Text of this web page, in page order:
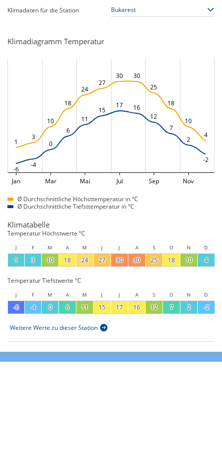
Klimadaten für die Station
Klimadiagramm Temperatur
1
3
10
18
24
27
30
30
25
18
10
4
-6
-4
0
6
11
15
17
16
12
7
2
-2
Jan Mar Mai Jul Sep Nov
Ø Durchschnittliche Höchsttemperatur in °C
Ø Durchschnittliche Tiefsttemperatur in °C
Klimatabelle
Temperatur Höchstwerte °C
J F M A M J J A S O N D
1 3 10 18 24 27 30 30 25 18 10 4
Temperatur Tiefstwerte °C
J F M A M J J A S O N D
-6 -4 0 6 11 15 17 16 12 7 2 -2
Weitere Werte zu dieser Station